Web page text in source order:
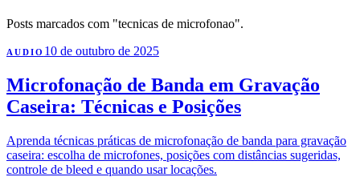
Posts marcados com "tecnicas de microfonao".
AUDIO 10 de outubro de 2025
Microfonação de Banda em Gravação
Caseira: Técnicas e Posições
Aprenda técnicas práticas de microfonação de banda para gravação
caseira: escolha de microfones, posições com distâncias sugeridas,
controle de bleed e quando usar locações.